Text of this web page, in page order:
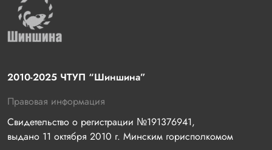
2010-2025 ЧТУП “Шиншина”
Правовая информация
Свидетельство о регистрации №191376941,
выдано 11 октября 2010 г. Минским горисполкомом